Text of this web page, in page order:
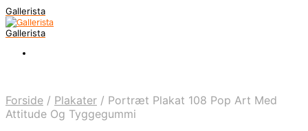
Gallerista
Gallerista
Forside / Plakater / Portræt Plakat 108 Pop Art Med
Attitude Og Tyggegummi